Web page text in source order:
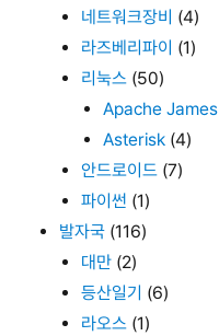
네트워크장비 (4)
라즈베리파이 (1)
리눅스 (50)
Apache James
Asterisk (4)
안드로이드 (7)
파이썬 (1)
발자국 (116)
대만 (2)
등산일기 (6)
라오스 (1)